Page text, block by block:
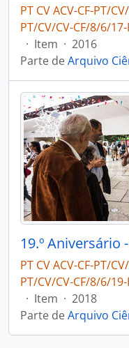
PT CV ACV-CF-PT/
PT/CV/CV-CF/8/6/
· Item · 2016
Parte deArquivo
19.º Aniversário
PT CV ACV-CF-PT/
PT/CV/CV-CF/8/6/
· Item · 2018
Parte deArquivo